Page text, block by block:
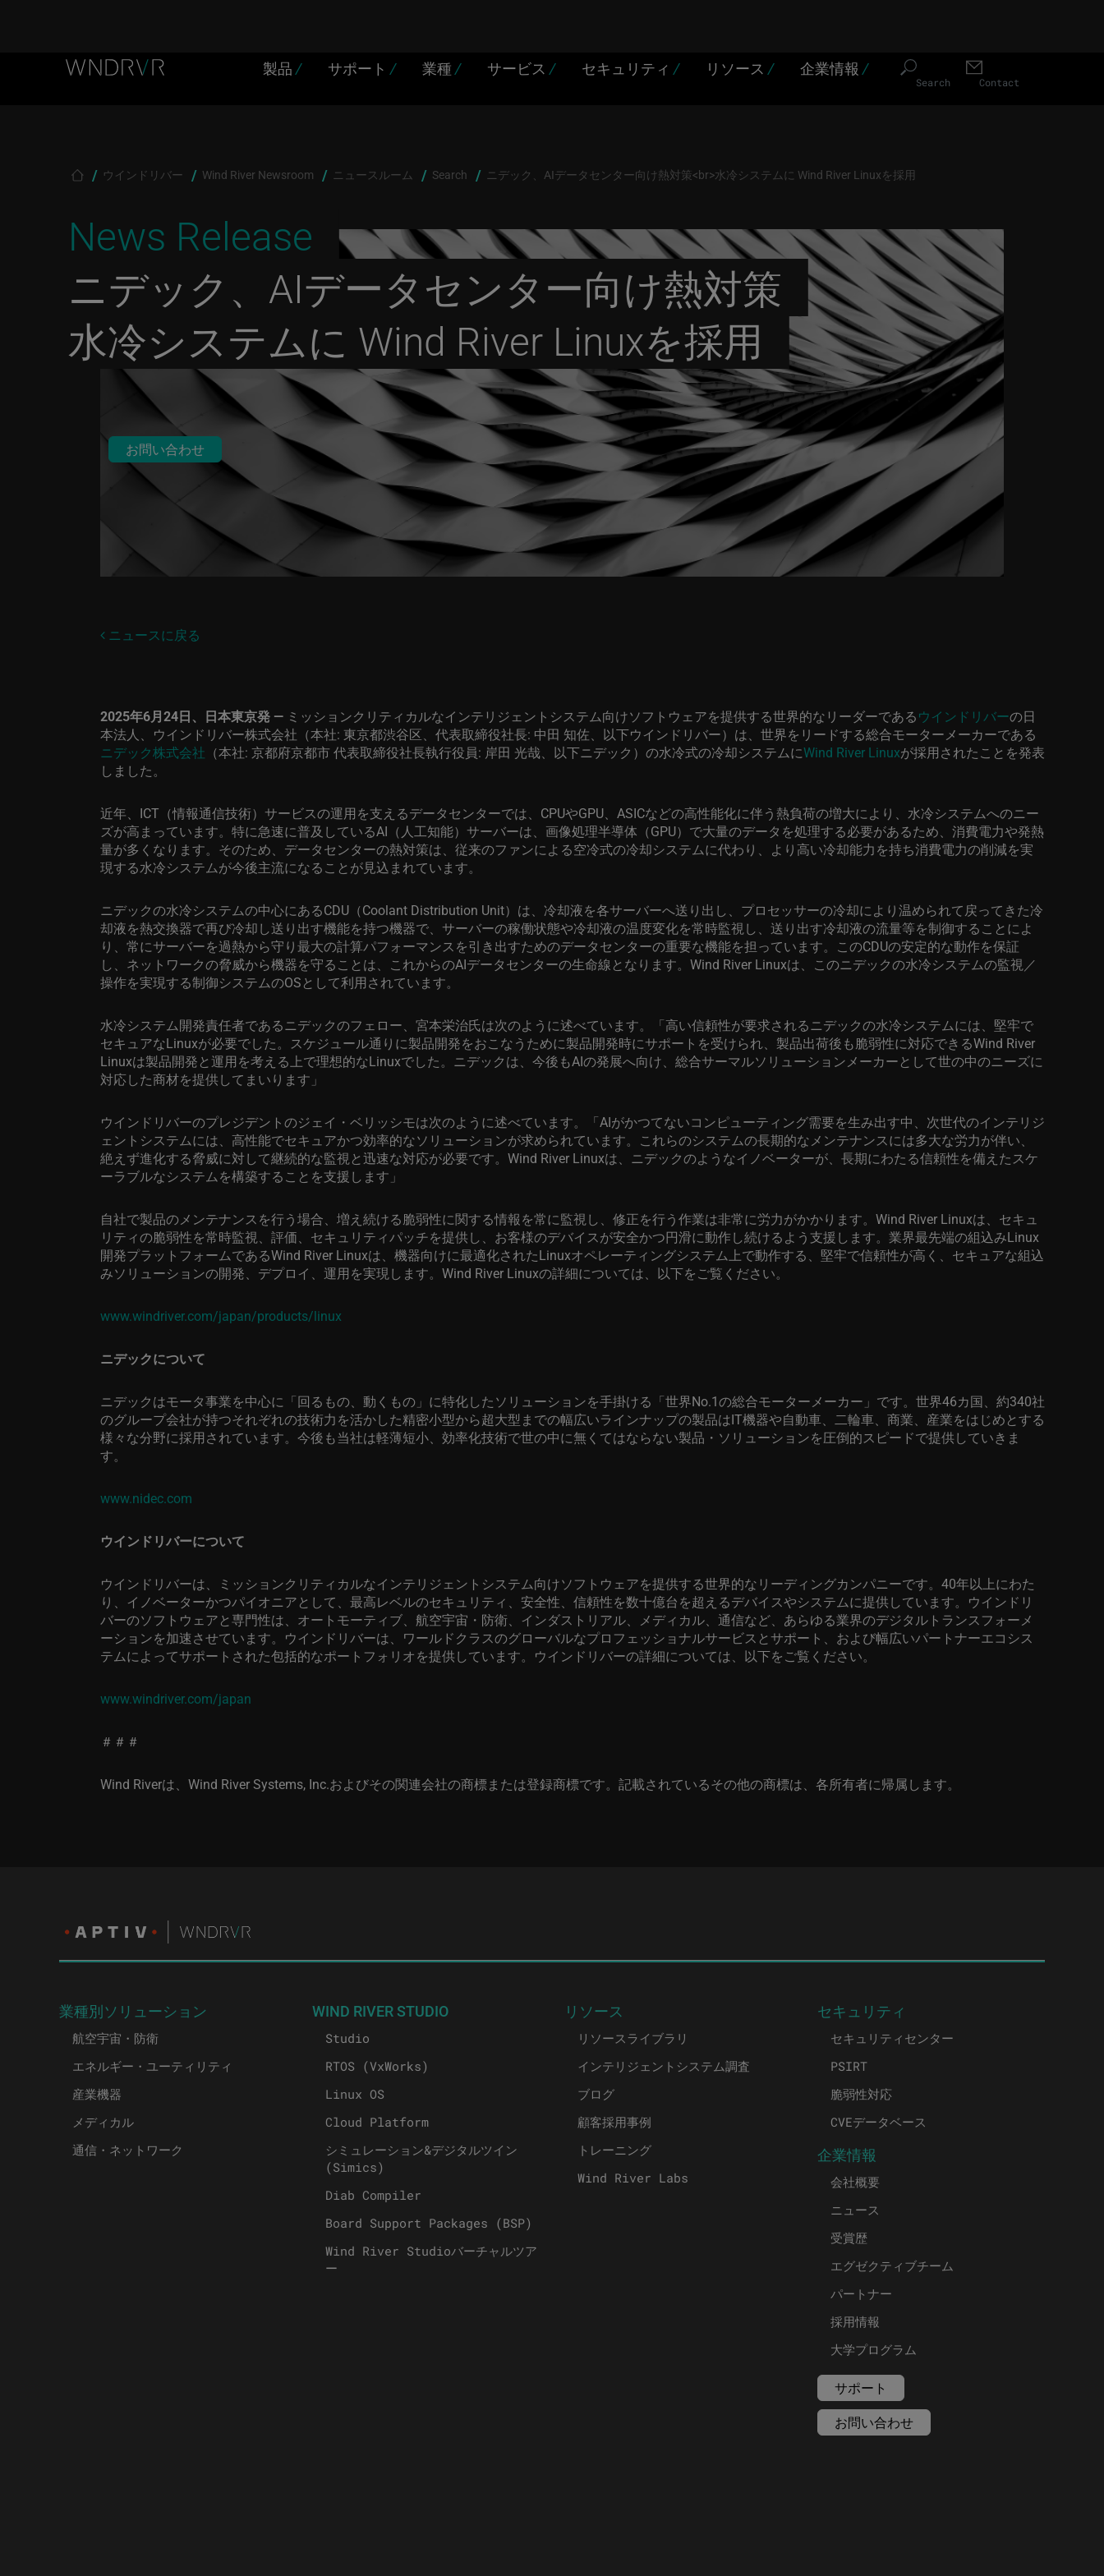
Skip to main content
Header Menu JP 製品 / サポート / 業種 / サービス / セキュリティ / リソース / 企業情報 /
Search Contact
Breadcrumb
ウインドリバー Wind River Newsroom ニュースルーム Search ニデック、AIデータセンター向け熱対策<br>水冷システムに Wind River Linuxを採用
News Release
ニデック、AIデータセンター向け熱対策
水冷システムに Wind River Linuxを採用
お問い合わせ
ニュースに戻る
2025年6月24日、日本東京発 — ミッションクリティカルなインテリジェントシステム向けソフトウェアを提供する世界的なリーダーであるウインドリバーの日
本法人、ウインドリバー株式会社（本社: 東京都渋谷区、代表取締役社長: 中田 知佐、以下ウインドリバー）は、世界をリードする総合モーターメーカーである
ニデック株式会社 （本社: 京都府京都市 代表取締役社長執行役員: 岸田 光哉、以下ニデック）の水冷式の冷却システムにWind River Linuxが採用されたことを発表
しました。
近年、 ICT （情報通信技術）サービスの運用を支えるデータセンターでは、 CPUやGPU ASICなどの高性能化に伴う熱負荷の増大により、水冷システムへのニー
ズが高まっています。特に急速に普及しているAI （人工知能）サーバーは、画像処理半導体（GPU）で大量のデータを処理する必要があるため、消費電力や発熱
量が多くなります。そのため、データセンターの熱対策は、従来のファンによる空冷式の冷却システムに代わり、より高い冷却能力を持ち消費電力の削減を実
現する水冷システムが今後主流になることが見込まれています。
ニデックの水冷システムの中心にあるCDU （Coolant Distribution Unit）は、冷却液を各サーバーへ送り出し、プロセッサーの冷却により温められて戻ってきた冷
却液を熱交換器で再び冷却し送り出す機能を持つ機器で、サーバーの稼働状態や冷却液の温度変化を常時監視し、送り出す冷却液の流量等を制御することによ
り、常にサーバーを過熱から守り最大の計算パフォーマンスを引き出すためのデータセンターの重要な機能を担っています。このCDUの安定的な動作を保証
し、ネットワークの脅威から機器を守ることは、これからのAIデータセンターの生命線となります。 Wind River Linuxは、このニデックの水冷システムの監視／
操作を実現する制御システムのOSとして利用されています。
水冷システム開発責任者であるニデックのフェロー、宮本栄治氏は次のように述べています。「高い信頼性が要求されるニデックの水冷システムには、堅牢で
セキュアなLinuxが必要でした。スケジュール通りに製品開発をおこなうために製品開発時にサポートを受けられ、製品出荷後も脆弱性に対応できるWind River
Linuxは製品開発と運用を考える上で理想的なLinuxでした。ニデックは、今後もAIの発展へ向け、総合サーマルソリューションメーカーとして世の中のニーズに
対応した商材を提供してまいります」
ウインドリバーのプレジデントのジェイ・ベリッシモは次のように述べています。「AIがかつてないコンピューティング需要を生み出す中、次世代のインテリジ
ェントシステムには、高性能でセキュアかつ効率的なソリューションが求められています。これらのシステムの長期的なメンテナンスには多大な労力が伴い、
絶えず進化する脅威に対して継続的な監視と迅速な対応が必要です。 Wind River Linuxは、ニデックのようなイノベーターが、長期にわたる信頼性を備えたスケ
ーラブルなシステムを構築することを支援します」
自社で製品のメンテナンスを行う場合、増え続ける脆弱性に関する情報を常に監視し、修正を行う作業は非常に労力がかかります。 Wind River Linuxは、セキュ
リティの脆弱性を常時監視、評価、セキュリティパッチを提供し、お客様のデバイスが安全かつ円滑に動作し続けるよう支援します。業界最先端の組込みLinux
開発プラットフォームであるWind River Linuxは、機器向けに最適化されたLinuxオペレーティングシステム上で動作する、堅牢で信頼性が高く、セキュアな組込
みソリューションの開発、デプロイ、運用を実現します。 Wind River Linuxの詳細については、以下をご覧ください。
www.windriver.com/japan/products/linux
ニデックについて
ニデックはモータ事業を中心に「回るもの、動くもの」に特化したソリューションを手掛ける「世界No.1の総合モーターメーカー」です。世界46カ国、約340社
のグループ会社が持つそれぞれの技術力を活かした精密小型から超大型までの幅広いラインナップの製品はIT機器や自動車、二輪車、商業、産業をはじめとする
様々な分野に採用されています。今後も当社は軽薄短小、効率化技術で世の中に無くてはならない製品・ソリューションを圧倒的スピードで提供していきま
す。
www.nidec.com
ウインドリバーについて
ウインドリバーは、ミッションクリティカルなインテリジェントシステム向けソフトウェアを提供する世界的なリーディングカンパニーです。 40年以上にわた
り、イノベーターかつパイオニアとして、最高レベルのセキュリティ、安全性、信頼性を数十億台を超えるデバイスやシステムに提供しています。ウインドリ
バーのソフトウェアと専門性は、オートモーティブ、航空宇宙・防衛、インダストリアル、メディカル、通信など、あらゆる業界のデジタルトランスフォーメ
ーションを加速させています。ウインドリバーは、ワールドクラスのグローバルなプロフェッショナルサービスとサポート、および幅広いパートナーエコシス
テムによってサポートされた包括的なポートフォリオを提供しています。ウインドリバーの詳細については、以下をご覧ください。
www.windriver.com/japan
＃＃＃
Wind Riverは、 Wind River Systems, Inc.およびその関連会社の商標または登録商標です。記載されているその他の商標は、各所有者に帰属します。
業種別ソリューション
航空宇宙・防衛
エネルギー・ユーティリティ
産業機器
メディカル
通信・ネットワーク
WIND RIVER STUDIO
Studio
RTOS (VxWorks)
Linux OS
Cloud Platform
シミュレーション&デジタルツイン
(Simics)
Diab Compiler
Board Support Packages (BSP)
Wind River Studioバーチャルツア
ー
リソース
リソースライブラリ
インテリジェントシステム調査
ブログ
顧客採用事例
トレーニング
Wind River Labs
セキュリティ
セキュリティセンター
PSIRT
脆弱性対応
CVEデータベース
企業情報
会社概要
ニュース
受賞歴
エグゼクティブチーム
パートナー
採用情報
大学プログラム
サポート
お問い合わせ